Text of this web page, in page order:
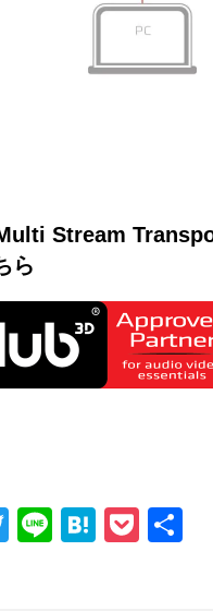
Stream
ら
Twitter
LineHatena